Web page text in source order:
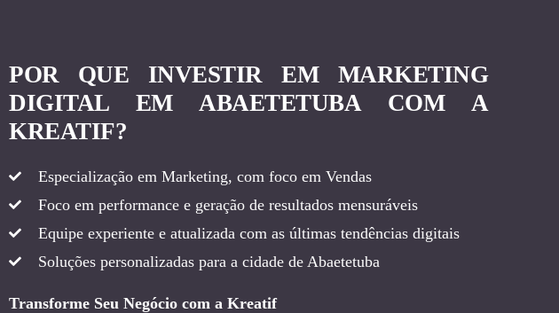
POR QUE INVESTIR EM MARKETING
DIGITAL EM ABAETETUBA COM A
KREATIF?
Especialização em Marketing, com foco em Vendas
Foco em performance e geração de resultados mensuráveis
Equipe experiente e atualizada com as últimas tendências digitais
Soluções personalizadas para a cidade de Abaetetuba
Transforme Seu Negócio com a Kreatif